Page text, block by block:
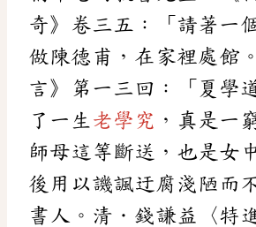
奇》卷三五：「請著一
做陳德甫，在家裡處館
言》第一三回：「夏學
了一生 老學究 ，真是一
師母這等斷送，也是女
後用以譏諷迂腐淺陋而
書人。清．錢謙益〈特